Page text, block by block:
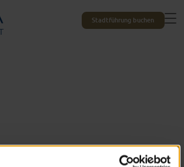
Stadtführung buchen